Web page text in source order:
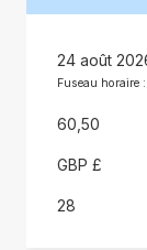
24 août
Fuseau horaire
60,50
GBP £
28